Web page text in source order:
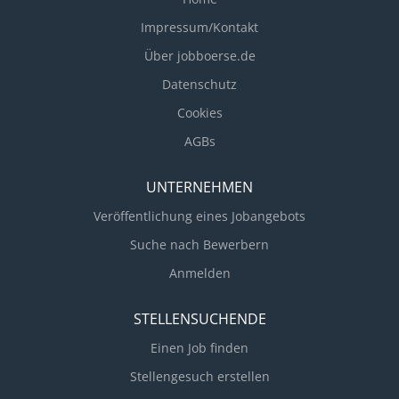
Impressum/Kontakt
Über jobboerse.de
Datenschutz
Cookies
AGBs
UNTERNEHMEN
Veröffentlichung eines Jobangebots
Suche nach Bewerbern
Anmelden
STELLENSUCHENDE
Einen Job finden
Stellengesuch erstellen